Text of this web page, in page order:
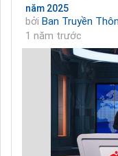
năm 2025
bởi Ban Truyền
1 năm trước